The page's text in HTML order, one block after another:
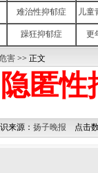
难治性抑郁症 儿童
躁狂抑郁症 更
害 >> 正文
隐匿
来源： 扬子晚报 点击